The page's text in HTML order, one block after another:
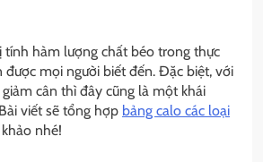
hàm lượng chất béo trong thực
được mọi người biết đến. Đặc biệt, với
cân thì đây cũng là một khái
viết sẽ tổng hợp bảng calo các loại
nhé!